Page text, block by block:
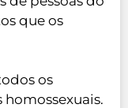
que os
os